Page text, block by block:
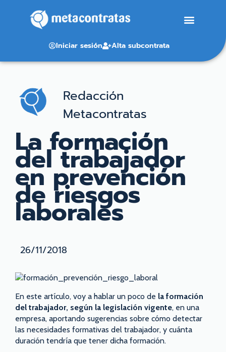
Iniciar sesión Alta subcontrata
Redacción
Metacontratas
La formación
del trabajador
en prevención
de riesgos
laborales
26/11/2018
En este artículo, voy a hablar un poco de la formación
del trabajador, según la legislación vigente, en una
empresa, aportando sugerencias sobre cómo detectar
las necesidades formativas del trabajador, y cuánta
duración tendría que tener dicha formación.